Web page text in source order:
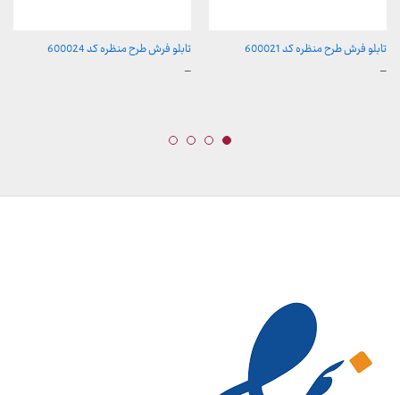
تابلو فرش طرح منظره کد 600021
–محدوده
تابلو فرش طرح منظره کد 600024
–محدوده